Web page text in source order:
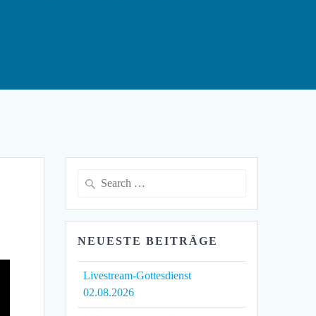
Search
NEUESTE BEITRÄGE
Livestream-Gottesdienst
02.08.2026